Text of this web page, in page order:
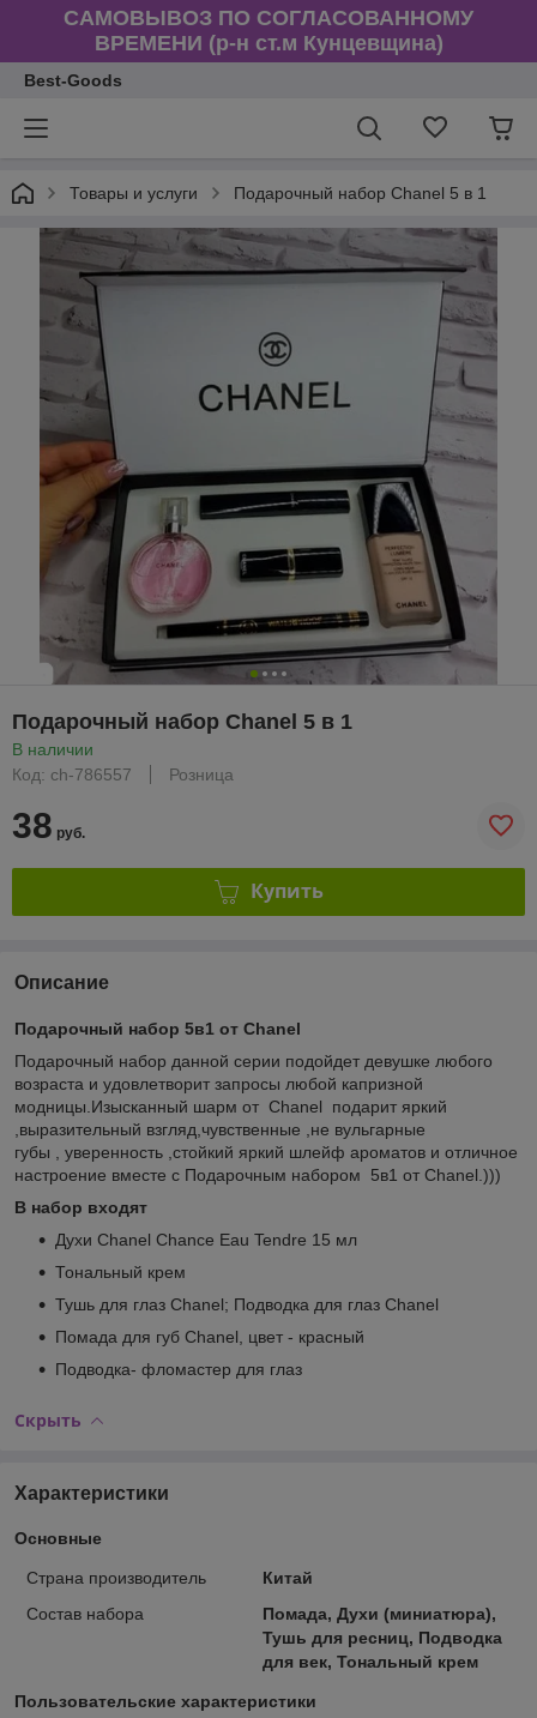
САМОВЫВОЗ ПО СОГЛАСОВАННОМУ
ВРЕМЕНИ (р-н ст.м Кунцевщина)
Best-Goods
Товары и услуги Подарочный набор Chanel 5 в 1
Подарочный набор Chanel 5 в 1
В наличии
Код: ch-786557
Розница
38 руб.
Купить
Описание
Подарочный набор 5в1 от Сhanel
Подарочный набор данной серии подойдет девушке любого
возраста и удовлетворит запросы любой капризной
модницы.Изысканный шарм от Сhanel подарит яркий
,выразительный взгляд,чувственные ,не вульгарные
губы , уверенность ,стойкий яркий шлейф ароматов и отличное
настроение вместе с Подарочным набором 5в1 от Сhanel.)))
В набор входят
Духи Chanel Chance Eau Tendre 15 мл
Тональный крем
Тушь для глаз Chanel; Подводка для глаз Chanel
Помада для губ Chanel, цвет - красный
Подводка- фломастер для глаз
Скрыть
Характеристики
Основные
Страна производитель
Китай
Состав набора
Помада, Духи (миниатюра),
Тушь для ресниц, Подводка
для век, Тональный крем
Пользовательские характеристики